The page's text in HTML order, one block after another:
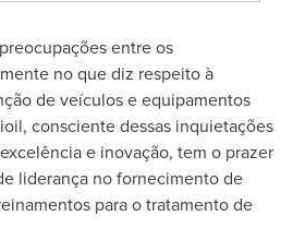
entre os
no que diz respeito à
de veículos e equipamentos
consciente dessas inquietações
e inovação, tem o prazer
liderança no fornecimento de
para o tratamento de